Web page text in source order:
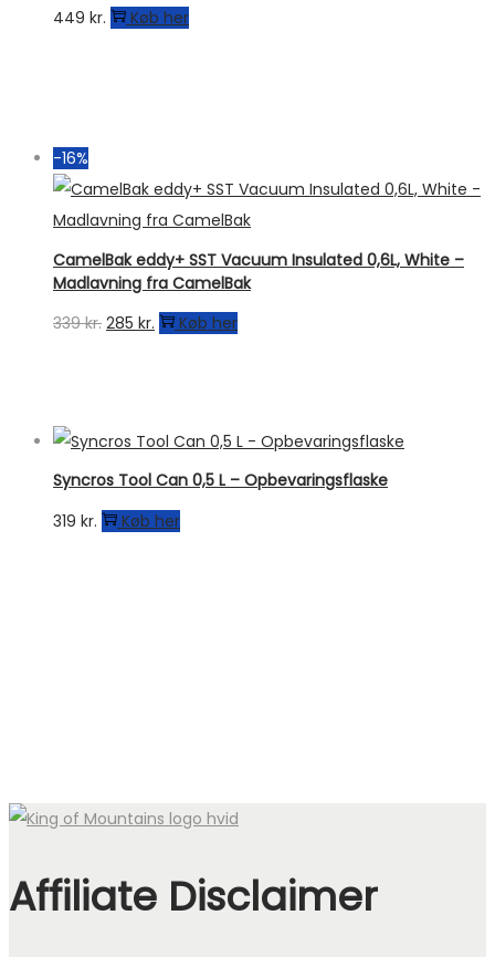
449 kr. Køb her
-16%
CamelBak eddy+ SST Vacuum Insulated 0,6L, White –
Madlavning fra CamelBak
339kr. Den
339 kr..
285 kr. Den
285 kr..
Køb her
Syncros Tool Can 0,5 L – Opbevaringsflaske
319 kr. Køb her
Affiliate Disclaimer